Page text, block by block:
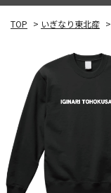
TOP > いぎなり東北産 >